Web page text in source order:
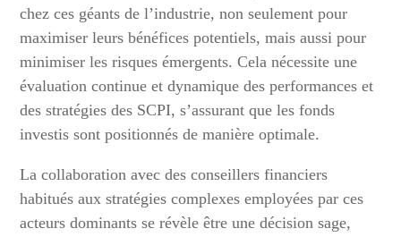
chez ces géants de l’industrie, non seulement pour
maximiser leurs bénéfices potentiels, mais aussi pour
minimiser les risques émergents. Cela nécessite une
évaluation continue et dynamique des performances et
des stratégies des SCPI, s’assurant que les fonds
investis sont positionnés de manière optimale.
La collaboration avec des conseillers financiers
habitués aux stratégies complexes employées par ces
acteurs dominants se révèle être une décision sage,